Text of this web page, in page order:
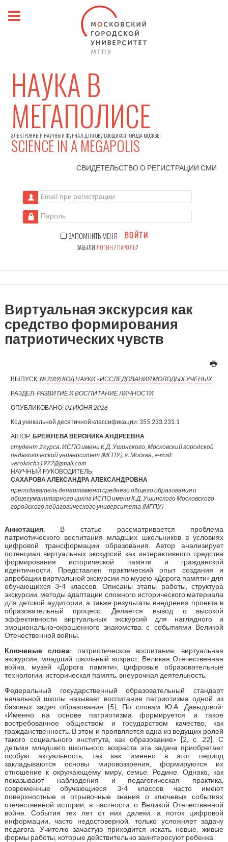
НАУКА В
МЕГАПОЛИСЕ
ЭЛЕКТРОННЫЙ НАУЧНЫЙ ЖУРНАЛ ДЛЯ ОБУЧАЮЩИХСЯ ГОРОДА МОСКВЫ
SCIENCE IN A MEGAPOLIS
СВИДЕТЕЛЬСТВО О РЕГИСТРАЦИИСМИ
Email при регистрации
Пароль
ЗАПОМНИТЬ МЕНЯ ВОЙТИ
ЗАБЫЛИ ЛОГИН/ПАРОЛЬ?
Виртуальная экскурсия как
средство формирования
патриотических чувств
ВЫПУСК:№7(89) КОД НАУКИ - ИССЛЕДОВАНИЯ МОЛОДЫХ УЧЕНЫХ
РАЗДЕЛ:РАЗВИТИЕ И ВОСПИТАНИЕ ЛИЧНОСТИ
ОПУБЛИКОВАНО: 01 ИЮНЯ 2026
Код уникальной десятичной классификации: 355.233.231.1
АВТОР:БРЕЖНЕВА ВЕРОНИКА АНДРЕЕВНА
студент 2 курса, ИСПО имени К.Д. Ушинского, Московский городской
педагогический университет (МГПУ), г. Москва, e-mail:
verokocha1977@gmail.com
НАУЧНЫЙ РУКОВОДИТЕЛЬ:
САХАРОВА АЛЕКСАНДРА АЛЕКСАНДРОВНА
преподаватель департамент среднего общего образования и
общегуманитарного цикла ИСПО имени К.Д. Ушинского Московского
городского педагогического университета (МГПУ)
Аннотация. В статье рассматривается проблема
патриотического воспитания младших школьников в условиях
цифровой трансформации образования. Автор анализирует
потенциал виртуальных экскурсий как интерактивного средства
формирования исторической памяти и гражданской
идентичности. Представлен практический опыт создания и
апробации виртуальной экскурсии по музею «Дорога памяти» для
обучающихся 3-4 классов. Описаны этапы работы, структура
экскурсии, методы адаптации сложного исторического материала
для детской аудитории, а также результаты внедрения проекта в
образовательный процесс. Делается вывод о высокой
эффективности виртуальных экскурсий для наглядного и
эмоционально-окрашенного знакомства с событиями Великой
Отечественной войны.
Ключевые слова: патриотическое воспитание, виртуальная
экскурсия, младший школьный возраст, Великая Отечественная
война, музей «Дорога памяти», цифровые образовательные
технологии, историческая память, внеурочная деятельность.
Федеральный государственный образовательный стандарт
начальной школы называет воспитание патриотизма одной из
базовых задач образования [5]. По словам Ю.А. Давыдовой:
«Именно на основе патриотизма формируется и такое
востребованное обществом и государством качество, как
гражданственность. В этом и проявляется одна из ведущих ролей
такого социального института, как образование» [2, с. 22]. С
детьми младшего школьного возраста эта задача приобретает
особую актуальность, так как именно в этот период
закладываются основы мировоззрения, формируются их
отношение к окружающему миру, семье, Родине. Однако, как
показывают наблюдения и педагогическая практика,
современные обучающиеся 3-4 классов часто имеют
поверхностные и отрывочные знания о ключевых событиях
отечественной истории, в частности, о Великой Отечественной
войне. События тех лет от них далеки, а поток цифровой
информации, часто недостоверной, только усложняет задачу
педагога. Учителю зачастую приходится искать новые, живые
формы работы, которые действительно заинтересуют ребенка.